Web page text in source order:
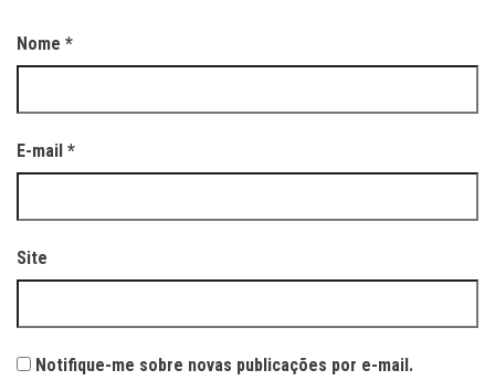
Nome *
E-mail *
Site
Notifique-me sobre novas publicações por e-mail.